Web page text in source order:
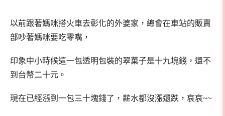
以前跟著媽咪搭火車去彰化的外婆家，總會在車站的販賣
部吵著媽咪要吃零嘴，
印象中小時候這一包透明包裝的翠菓子是十九塊錢，還不
到台幣二十元。
現在已經漲到一包三十塊錢了，薪水都沒漲還跌，哀哀~~